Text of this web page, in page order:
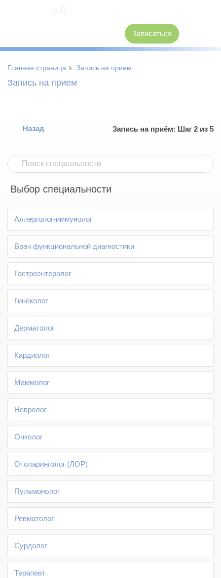
Записаться
Главная страница › Запись на прием
Запись на прием
Назад Запись на приём: Шаг 2 из 5
Выбор специальности
Аллерголог-иммунолог
Врач функциональной диагностики
Гастроэнтеролог
Гинеколог
Дерматолог
Кардиолог
Маммолог
Невролог
Онколог
Отоларинголог (ЛОР)
Пульмонолог
Ревматолог
Сурдолог
Терапевт